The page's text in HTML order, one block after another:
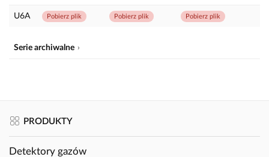
U6A Pobierz plik Pobierz plik Pobierz plik
Serie archiwalne
PRODUKTY
Detektory gazów